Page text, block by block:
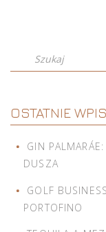
Szukaj
OSTATNIE
GIN
DUSZA
GOLF
PORTOFINO